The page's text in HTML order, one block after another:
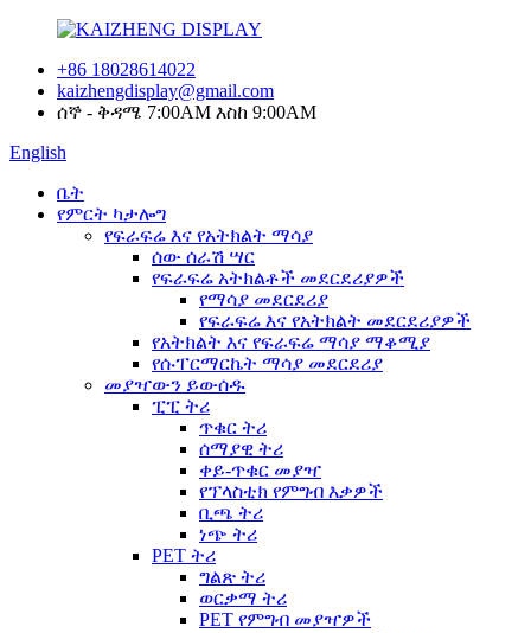
+86 18028614022
kaizhengdisplay@gmail.com
ሰኞ - ቅዳሜ 7:00AM እስከ 9:00AM
English
ቤት
የምርት ካታሎግ
የፍራፍሬ እና የአትክልት ማሳያ
ሰው ሰራሽ ሣር
የፍራፍሬ አትክልቶች መደርደሪያዎች
የማሳያ መደርደሪያ
የፍራፍሬ እና የአትክልት መደርደሪያዎች
የአትክልት እና የፍራፍሬ ማሳያ ማቆሚያ
የሱፐርማርኬት ማሳያ መደርደሪያ
መያዣውን ይውሰዱ
ፒፒ ትሪ
ጥቁር ትሪ
ሰማያዊ ትሪ
ቀይ-ጥቁር መያዣ
የፕላስቲክ የምግብ እቃዎች
ቢጫ ትሪ
ነጭ ትሪ
PET ትሪ
ግልጽ ትሪ
ወርቃማ ትሪ
PET የምግብ መያዣዎች